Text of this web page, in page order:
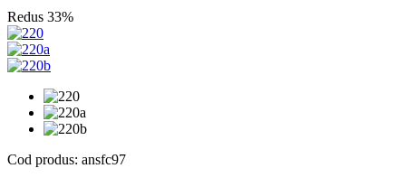
Redus 33%
Cod produs: ansfc97